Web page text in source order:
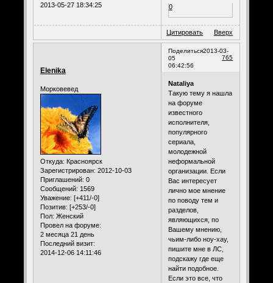
2013-05-27 18:34:25
0
Цитировать Вверх
Поделиться
765
2013-03-
05
06:42:56
Elenika
Морковевед
Откуда: Красноярск
Зарегистрирован: 2012-10-03
Приглашений: 0
Сообщений: 1569
Уважение: [+411/-0]
Позитив: [+253/-0]
Пол: Женский
Провел на форуме:
2 месяца 21 день
Последний визит:
2014-12-06 14:11:46
Nataliya
Такую тему я нашла
на форуме
известного
исполнителя,
популярного
сериала,
молодежной
неформальной
организации. Если
Вас интересует
лично мое мнение
по поводу тем и
разделов,
являющихся, по
Вашему мнению,
чьим-либо ноу-хау,
пишите мне в ЛС,
подскажу где еще
найти подобное.
Если это все, что